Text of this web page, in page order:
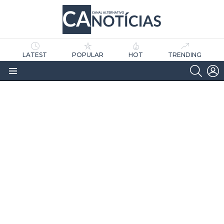
LATEST POPULAR HOT TRENDING
Menu